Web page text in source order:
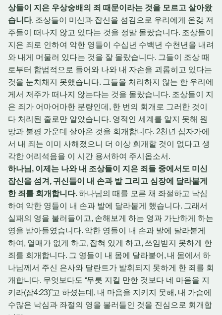
상들이 지은 우상숭배의 죄 때문이라는 것을 모르고 살아왔
습니다. 조상들이 미신과 잡신을 섬김으로 우리에게 온갖 저
주들이 떠나지 않고 있다는 것을 정말 몰랐습니다. 조상들이
지은 죄로 인하여 악한 영들이 수십년 수백년 수천년을 내려
와 내게 머물러 있다는 것을 잘 몰랐습니다. 그들이 조상 때
로부터 합법적으로 들어와 나와 내 자손을 괴롭히고 있다는
것을 눈치채지 못했습니다. 그들을 처리하지 않는 한 우리에
게서 저주가 떠나지 않는다는 것을 몰랐습니다. 조상들이 지
은 죄가 어마어마한 분량인데 , 한 번의 회개로 그러한 것이
다 처리된 줄로만 알았습니다. 영적인 세계를 알지 못해 원
망과 불평 가운데 살아온 것을 회개합니다. 2천년 십자가에
서 내 죄는 이미 사해졌으니 더 이상 회개할 것이 없다고 생
각한 어리석음을 이 시간 용서하여 주시옵소서 .
하나님 , 이제는 나와 내 조상들이 지은 죄들 중에서도 미신
잡신을 섬겨 , 귀신들이 내 손과 발 그리고 심장에 달라붙게
한 죄를 회개합니다. 하나님의 때를 모른 채 좌절하고 낙심
하여 악한 영들이 내 손과 발에 달라붙게 했습니다. 그래서
실패의 영을 불러들이고, 손해보게 하는 영과 가난하게 하는
영을 받아들였습니다. 악한 영들이 내 손과 발에 달라붙게
하여 , 열매가 없게 하고, 잡혀 있게 하고, 쓰임받지 못하게 한
죄를 회개합니다. 그 영들이 내 몸에 달라붙어 , 내 몸에서 하
나님께서 주신 은사와 달란트가 발휘되지 못하게 한 죄를 회
개합니다. 무엇보다도 “무릇 지킬 만한 것보다 네 마음을 지
키라(잠4:23)”고 하셨는데 , 내 마음을 지키지 못해 , 내 가슴에
수많은 낙심과 좌절의 영을 불러들인 것을 진심으로 회개합